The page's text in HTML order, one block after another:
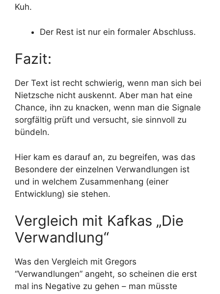
Kuh.
Der Rest ist nur ein formaler Abschluss.
Fazit:
Der Text ist recht schwierig, wenn man sich bei
Nietzsche nicht auskennt. Aber man hat eine
Chance, ihn zu knacken, wenn man die Signale
sorgfältig prüft und versucht, sie sinnvoll zu
bündeln.
Hier kam es darauf an, zu begreifen, was das
Besondere der einzelnen Verwandlungen ist
und in welchem Zusammenhang (einer
Entwicklung) sie stehen.
Vergleich mit Kafkas „Die
Verwandlung“
Was den Vergleich mit Gregors
“Verwandlungen” angeht, so scheinen die erst
mal ins Negative zu gehen – man müsste